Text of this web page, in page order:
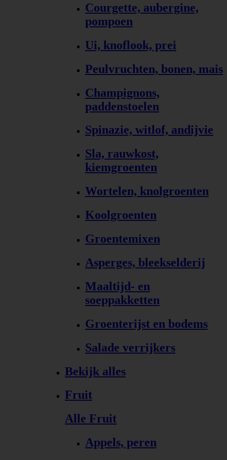
Courgette, aubergine,
pompoen
Ui, knoflook, prei
Peulvruchten, bonen, mais
Champignons,
paddenstoelen
Spinazie, witlof, andijvie
Sla, rauwkost,
kiemgroenten
Wortelen, knolgroenten
Koolgroenten
Groentemixen
Asperges, bleekselderij
Maaltijd- en
soeppakketten
Groenterijst en bodems
Salade verrijkers
Bekijk alles
Fruit
Alle Fruit
Appels, peren